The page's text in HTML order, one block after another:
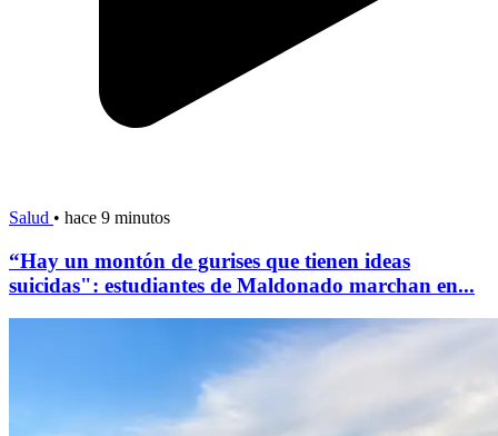
Salud • hace 9 minutos
“Hay un montón de gurises que tienen ideas
suicidas": estudiantes de Maldonado marchan en...